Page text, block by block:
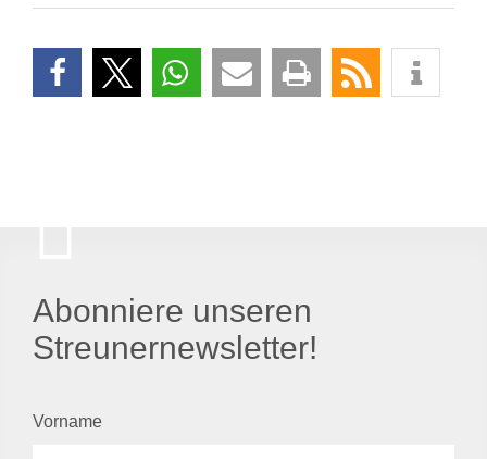
Abonniere unseren
Streunernewsletter!
Vorname